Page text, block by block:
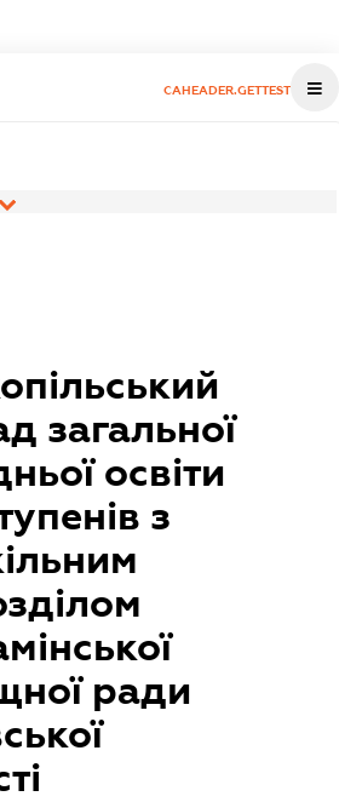
CAHEADER.GETTEST
загальної
освіти
з
ради